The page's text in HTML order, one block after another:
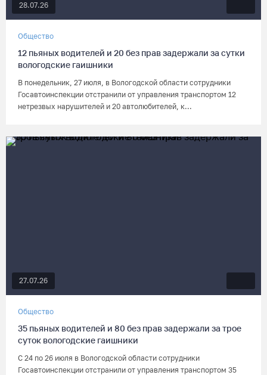
28.07.26
Общество
12 пьяных водителей и 20 без прав задержали за сутки
вологодские гаишники
В понедельник, 27 июля, в Вологодской области сотрудники
Госавтоинспекции отстранили от управления транспортом 12
нетрезвых нарушителей и 20 автолюбителей, к...
27.07.26
Общество
35 пьяных водителей и 80 без прав задержали за трое
суток вологодские гаишники
С 24 по 26 июля в Вологодской области сотрудники
Госавтоинспекции отстранили от управления транспортом 35